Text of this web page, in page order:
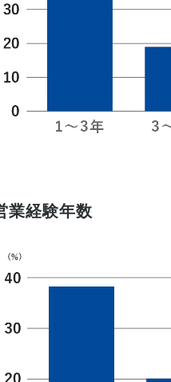
業経験年数